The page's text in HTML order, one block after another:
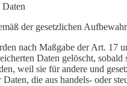
Daten
der gesetzlichen
nach Maßgabe der Art. 17
Daten gelöscht,
weil sie für andere und
die aus handels- oder